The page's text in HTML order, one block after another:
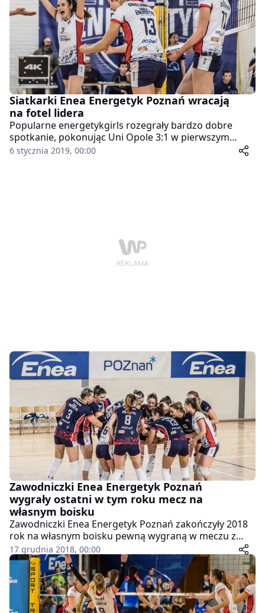
Siatkarki Enea Energetyk Poznań wracają
na fotel lidera
Popularne energetykgirls rozegrały bardzo dobre
spotkanie, pokonując Uni Opole 3:1 w pierwszym
tegorocznym starciu. MVP meczu wybrana została
6 stycznia 2019, 00:00
Zawodniczki Enea Energetyk Poznań
wygrały ostatni w tym roku mecz na
własnym boisku
Zawodniczki Enea Energetyk Poznań zakończyły 2018
rok na własnym boisku pewną wygraną w meczu z
UKS Szóstka Mielec. Poznanianki ostatni mecz w tym
roku rozegrają na wyjeździe z BlueSoft Mazovia
Warszawa.
17 grudnia 2018, 00:00